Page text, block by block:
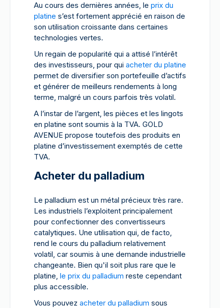
Au cours des dernières années, le prix du
platine s’est fortement apprécié en raison de
son utilisation croissante dans certaines
technologies vertes.
Un regain de popularité qui a attisé l’intérêt
des investisseurs, pour qui acheter du platine
permet de diversifier son portefeuille d’actifs
et générer de meilleurs rendements à long
terme, malgré un cours parfois très volatil.
A l’instar de l’argent, les pièces et les lingots
en platine sont soumis à la TVA. GOLD
AVENUE propose toutefois des produits en
platine d’investissement exemptés de cette
TVA.
Acheter du palladium
Le palladium est un métal précieux très rare.
Les industriels l’exploitent principalement
pour confectionner des convertisseurs
catalytiques. Une utilisation qui, de facto,
rend le cours du palladium relativement
volatil, car soumis à une demande industrielle
changeante. Bien qu'il soit plus rare que le
platine, le prix du palladium reste cependant
plus accessible.
Vous pouvez acheter du palladium sous